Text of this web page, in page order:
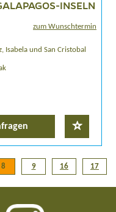
INSELN
zum Wunschtermin
Isabela und San Cristobal
8 9 16 17